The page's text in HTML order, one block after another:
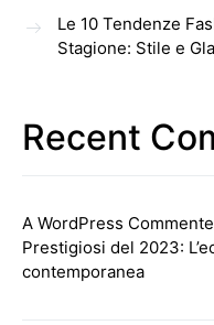
Le 10 Tendenze
Stagione: Stile e
Recent
A WordPress
Prestigiosi del 2023:
contemporanea